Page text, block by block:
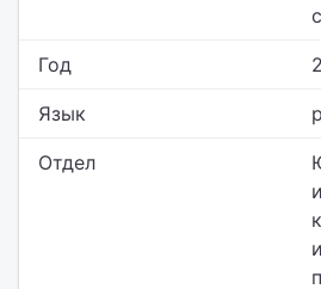
Год
Язык
Отдел